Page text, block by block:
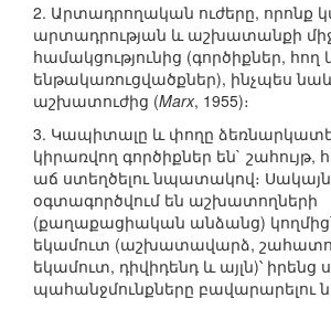
2. Արտադրողական ուժերը, որոնք
արտադրության և աշխատանքի
համակցությունից (գործիքներ, հող
ենթակառուցվածքներ), ինչպես
աշխատուժից (Marx, 1955)։
3. Կապիտալը և փողը
կիրառվող գործիքներ են` շահույթ,
աճ ստեղծելու նպատակով։
օգտագործվում են աշխատողների
(քաղաքացիական անձանց)
եկամուտ (աշխատավարձ,
եկամուտ, դիվիդենդ և այլն)՝
պահանջմունքները բավարարելու